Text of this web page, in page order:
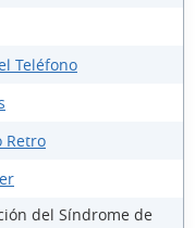
Teléfono
Retro
del Síndrome de